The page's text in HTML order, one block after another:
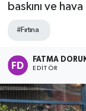
baskını ve
#Fırtına
FATMA
EDITÖR